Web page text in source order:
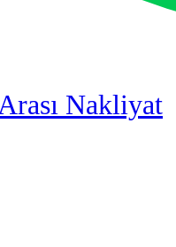
Nakliyat